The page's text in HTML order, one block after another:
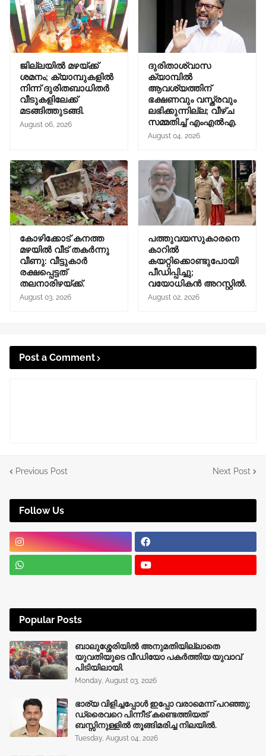
ജില്ലയിൽ മഴയ്ക്ക്
ശമനം; ക്യാമ്പുകളിൽ
നിന്ന് ദുരിതബാധിതർ
വീടുകളിലേക്ക്
മടങ്ങിത്തുടങ്ങി.
August 06, 2026
ദുരിതാശ്വാസ
ക്യാമ്പിൽ
ആവശ്യത്തിന്
ഭക്ഷണവും വസ്ത്രവും
ലഭിക്കുന്നില്ല; വീഴ്ച
സമ്മതിച്ച് എംഎൽഎ.
August 04, 2026
കോഴിക്കോട് കനത്ത
മഴയിൽ വീട് തകർന്നു
വീണു: വീട്ടുകാർ
രക്ഷപ്പെട്ടത്
തലനാരിഴയ്ക്ക്.
August 03, 2026
പത്തുവയസുകാരനെ
കാറിൽ
കയറ്റിക്കൊണ്ടുപോയി
പീഡിപ്പിച്ചു;
വയോധികൻ അറസ്റ്റിൽ.
August 02, 2026
Post a Comment
Previous Post Next Post
Follow Us
Popular Posts
ബാലുശ്ശേരിയിൽ അനുമതിയില്ലാതെ
യുവതിയുടെ വീഡിയോ പകർത്തിയ യുവാവ്
പിടിയിലായി.
Monday, August 03, 2026
ഭാര്യ വിളിച്ചപ്പോള്‍ ഇപ്പോ വരാമെന്ന് പറഞ്ഞു;
ഡ്രൈവറെ പിന്നീട് കണ്ടെത്തിയത്
ബസ്സിനുള്ളില്‍ തൂങ്ങിമരിച്ച നിലയിൽ.
Tuesday, August 04, 2026